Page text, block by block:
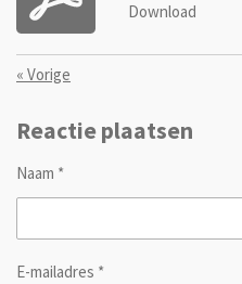
Download
« Vorige
Reactie plaatsen
Naam *
E-mailadres *